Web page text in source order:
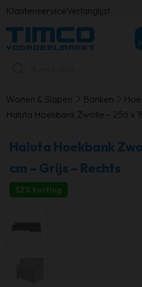
KlantenserviceVerlanglijst
Wonen & Slapen Banken
Haluta Hoekbank Zwolle – 256 x
Haluta Hoekbank
cm – Grijs – Rechts
52% korting